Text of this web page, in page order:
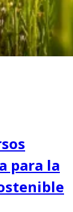
para la